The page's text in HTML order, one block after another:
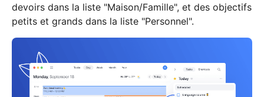
devoirs dans la liste "Maison/Famille", et des objectifs
petits et grands dans la liste "Personnel".